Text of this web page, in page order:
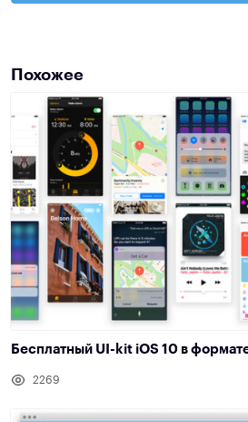
Похожее
Бесплатный UI-kit iOS 10 в
2269